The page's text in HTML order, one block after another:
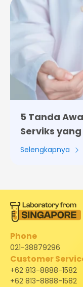
5 Tanda
Serviks
Selengkapnya
Phone
021-38879296
Customer
+62 813-8888-1582
+62 813-8888-1582